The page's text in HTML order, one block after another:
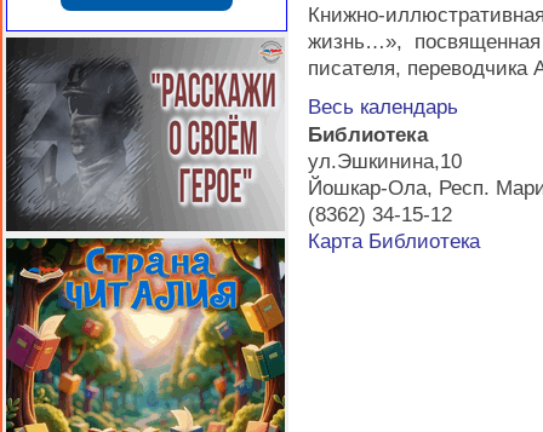
Книжно-
жизнь…»,
писателя, переводчика
Весь календарь
Библиотека
ул.Эшкинина,10
Йошкар-Ола, Респ.
(8362) 34-15-12
Карта Библиотека